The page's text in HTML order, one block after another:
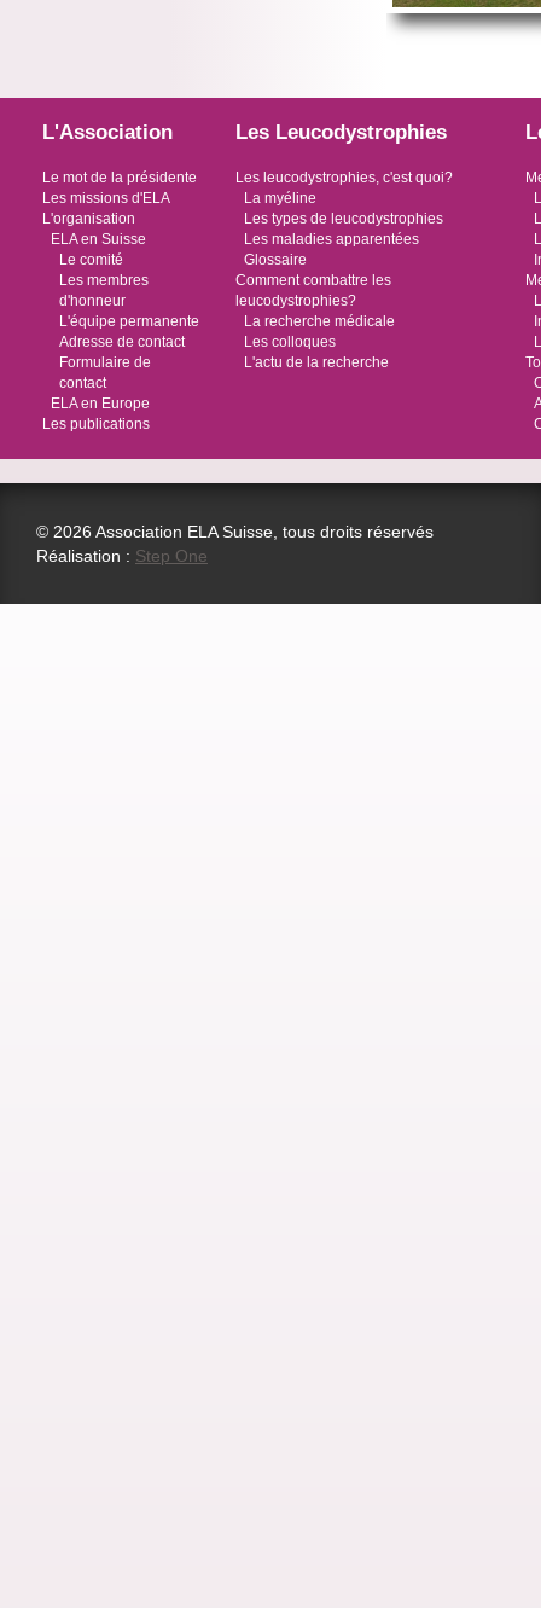
L'Association
Le mot de la présidente
Les missions d'ELA
L'organisation
ELA en Suisse
Le comité
Les membres
d'honneur
L'équipe permanente
Adresse de contact
Formulaire de
contact
ELA en Europe
Les publications
Les Leucodystrophies
Les leucodystrophies, c'est quoi?
La myéline
Les types de leucodystrophies
Les maladies apparentées
Glossaire
Comment combattre les
leucodystrophies?
La recherche médicale
Les colloques
L'actu de la recherche
© 2026 Association ELA Suisse, tous droits réservés
Réalisation : Step One